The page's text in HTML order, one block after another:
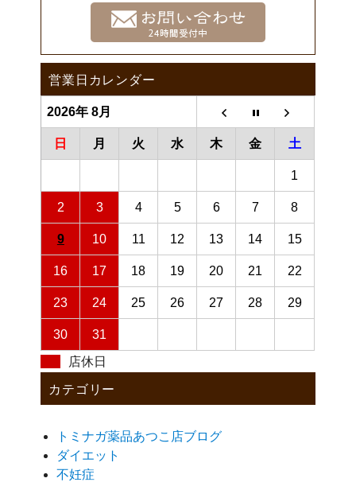
営業日カレンダー
2026年 8月
日 月 火 水 木 金 土
1
2 3 4 5 6 7 8
9 10 11 12 13 14 15
16 17 18 19 20 21 22
23 24 25 26 27 28 29
30
31
店休日
カテゴリー
トミナガ薬品あつこ店ブログ
ダイエット
不妊症